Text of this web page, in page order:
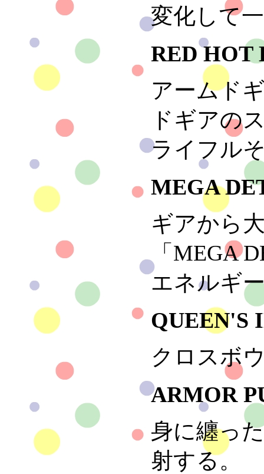
変化して
RED HOT
アームド
ドギアの
ライフル
MEGA
ギアから
「MEGA
エネルギ
QUEEN'S
クロスボ
ARMOR
身に纏っ
射する。